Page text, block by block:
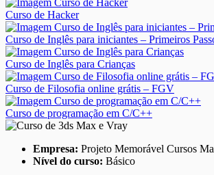
Curso de Hacker
Curso de Inglês para iniciantes – Primeiros
Curso de Inglês para Crianças
Curso de Filosofia online grátis – FGV
Curso de programação em C/C++
Empresa: Projeto Memorável Cursos
Nível do curso: Básico